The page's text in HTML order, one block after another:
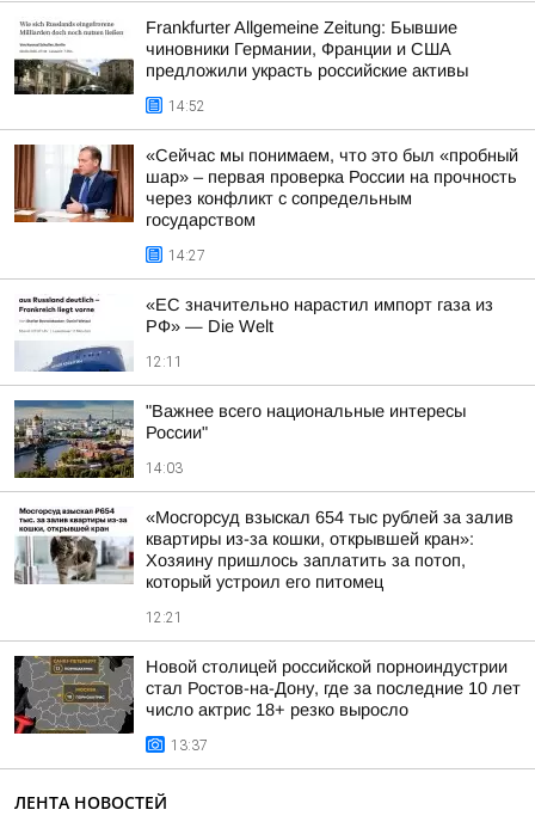
Frankfurter Allgemeine Zeitung: Бывшие
чиновники Германии, Франции и США
предложили украсть российские активы
14:52
«Сейчас мы понимаем, что это был «пробный
шар» – первая проверка России на прочность
через конфликт с сопредельным
государством
14:27
«ЕС значительно нарастил импорт газа из
РФ» — Die Welt
12:11
"Важнее всего национальные интересы
России"
14:03
«Мосгорсуд взыскал 654 тыс рублей за залив
квартиры из-за кошки, открывшей кран»:
Хозяину пришлось заплатить за потоп,
который устроил его питомец
12:21
Новой столицей российской порноиндустрии
стал Ростов-на-Дону, где за последние 10 лет
число актрис 18+ резко выросло
13:37
ЛЕНТА НОВОСТЕЙ